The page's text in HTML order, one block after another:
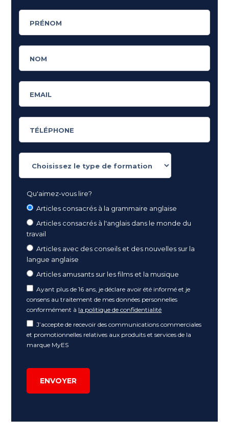
Qu'aimez-vous lire?
Articles consacrés à la grammaire anglaise
Articles consacrés à l'anglais dans le monde du
travail
Articles avec des conseils et des nouvelles sur la
langue anglaise
Articles amusants sur les films et la musique
Ayant plus de 16 ans, je déclare avoir été informé et je
consens au traitement de mes données personnelles
conformément à la politique de confidentialité
J’accepte de recevoir des communications commerciales
et promotionnelles relatives aux produits et services de la
marque MyES
ENVOYER